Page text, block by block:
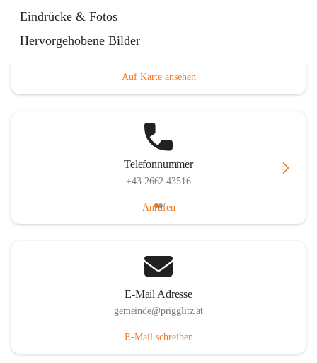
Eindrücke & Fotos
Hervorgehobene BilderHauptadresse
Auf Karte ansehen
Telefonnummer
+43 2662 43516
Anrufen
E-Mail Adresse
gemeinde@prigglitz.at
E-Mail schreiben